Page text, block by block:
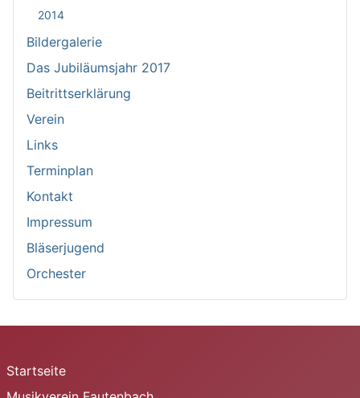
2014
Bildergalerie
Das Jubiläumsjahr 2017
Beitrittserklärung
Verein
Links
Terminplan
Kontakt
Impressum
Bläserjugend
Orchester
Startseite